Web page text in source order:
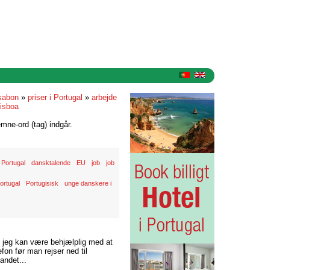
» priser i Portugal » arbejde
lisboa
ord (tag) indgår.
dansktalende EU job job
Portugisisk unge danskere i
jeg kan være behjælplig med at
før man rejser ned til